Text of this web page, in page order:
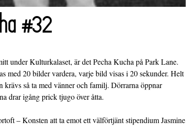
#32
under Kulturkalaset, är det Pecha Kucha på Park Lane.
med 20 bilder vardera, varje bild visas i 20 sekunder. Helt
krävs så ta med vänner och familj. Dörrarna öppnar
drar igång prick tjugo över åtta.
– Konsten att ta emot ett välförtjänt stipendium Jasmine